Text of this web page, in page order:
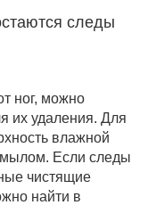
следы
ног, можно
их удаления. Для
влажной
мылом. Если следы
чистящие
найти в